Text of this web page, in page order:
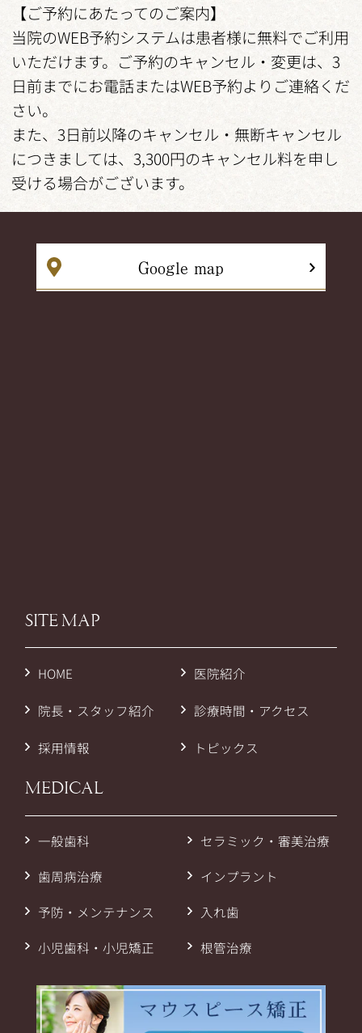
【ご予約にあたってのご案内】
当院のWEB予約システムは患者様に無料でご利用
いただけます。ご予約のキャンセル・変更は、3
日前までにお電話またはWEB予約よりご連絡くだ
さい。
また、3日前以降のキャンセル・無断キャンセル
につきましては、3,300円のキャンセル料を申し
受ける場合がございます。
Google map
SITE MAP
HOME 医院紹介
院長・スタッフ紹介 診療時間・アクセス
採用情報 トピックス
MEDICAL
一般歯科
歯周病治療
予防・メンテナンス
小児歯科・小児矯正
セラミック・審美治療
インプラント
入れ歯
根管治療